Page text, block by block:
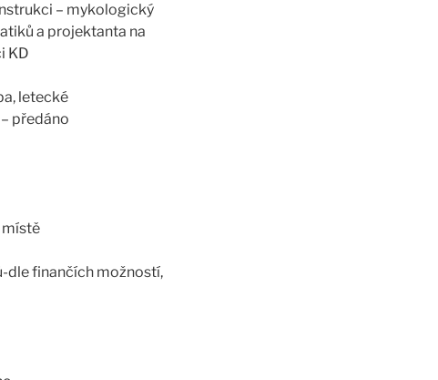
– mykologický
a projektanta na
KD
letecké
předáno
místě
dle finančích možností,